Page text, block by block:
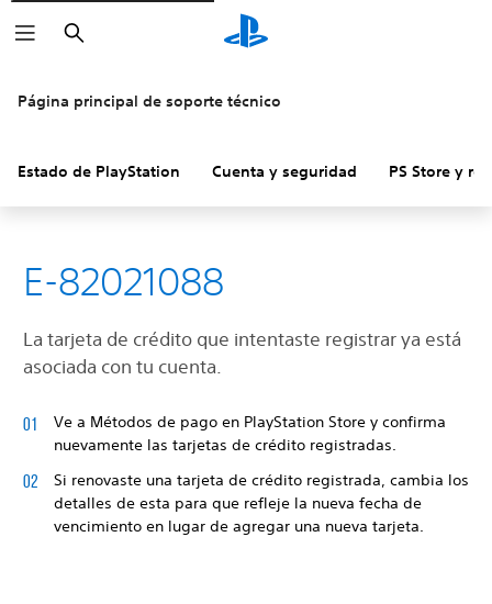
Buscar
Página principal de soporte técnico
Estado de PlayStation Cuenta y seguridad PS Store y
E-82021088
La tarjeta de crédito que intentaste registrar ya está
asociada con tu cuenta.
Ve a Métodos de pago en PlayStation Store y confirma
nuevamente las tarjetas de crédito registradas.
Si renovaste una tarjeta de crédito registrada, cambia los
detalles de esta para que refleje la nueva fecha de
vencimiento en lugar de agregar una nueva tarjeta.